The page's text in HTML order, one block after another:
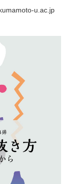
u.ac.jp